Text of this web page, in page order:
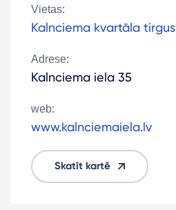
Vietas:
Kalnciema kvartāla tirgus
Adrese:
Kalnciema iela 35
web:
www.kalnciemaiela.lv
Skatīt kartē